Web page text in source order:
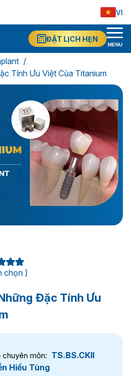
VI
ĐẶT LỊCH HẸN
MENU
Tính Ưu Việt Của Titanium
chọn )
Đặc Tính Ưu
chuyên môn: TS.BS.CKII
Hiếu Tùng